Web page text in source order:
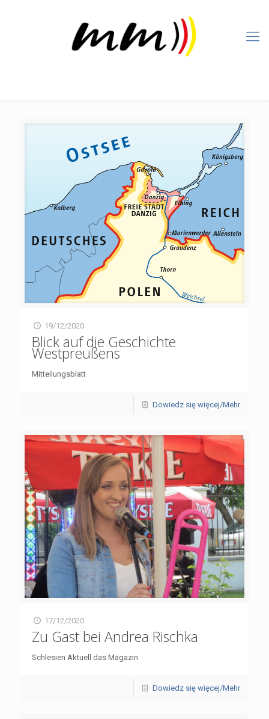
19/12/2020
Blick auf die Geschichte
Westpreußens
Mitteilungsblatt
Dowiedz się więcej/Mehr
17/12/2020
Zu Gast bei Andrea Rischka
Schlesien Aktuell das Magazin
Dowiedz się więcej/Mehr